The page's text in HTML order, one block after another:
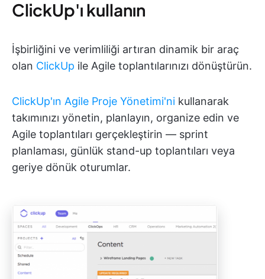
ClickUp'ı kullanın
İşbirliğini ve verimliliği artıran dinamik bir araç
olan ClickUp ile Agile toplantılarınızı dönüştürün.
ClickUp'ın Agile Proje Yönetimi'ni kullanarak
takımınızı yönetin, planlayın, organize edin ve
Agile toplantıları gerçekleştirin — sprint
planlaması, günlük stand-up toplantıları veya
geriye dönük oturumlar.